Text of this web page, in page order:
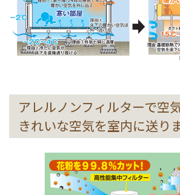
アレルノンフィルターで空
きれいな空気を室内に送りま